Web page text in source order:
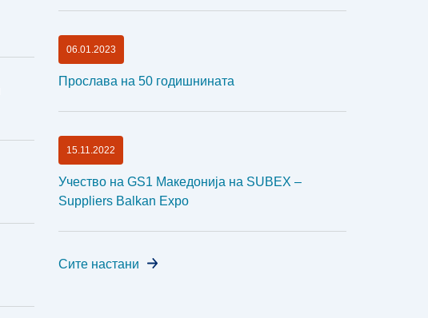
06.01.2023
Прослава на 50 годишнината
15.11.2022
Учество на GS1 Македонија на SUBEX –
Suppliers Balkan Expo
Сите настани